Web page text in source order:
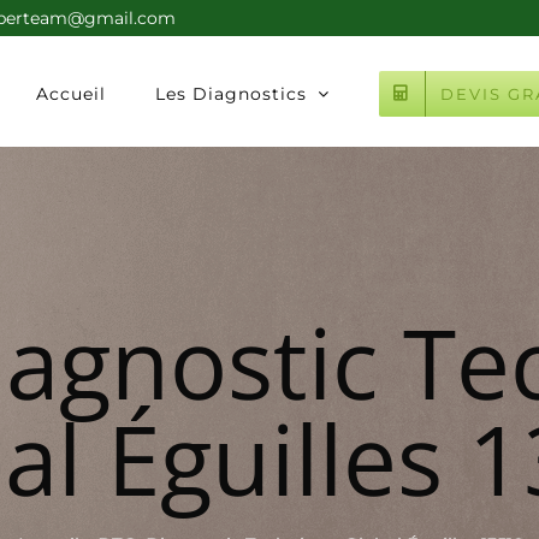
Accueil Les Diagnostics DEVIS
Éguilles